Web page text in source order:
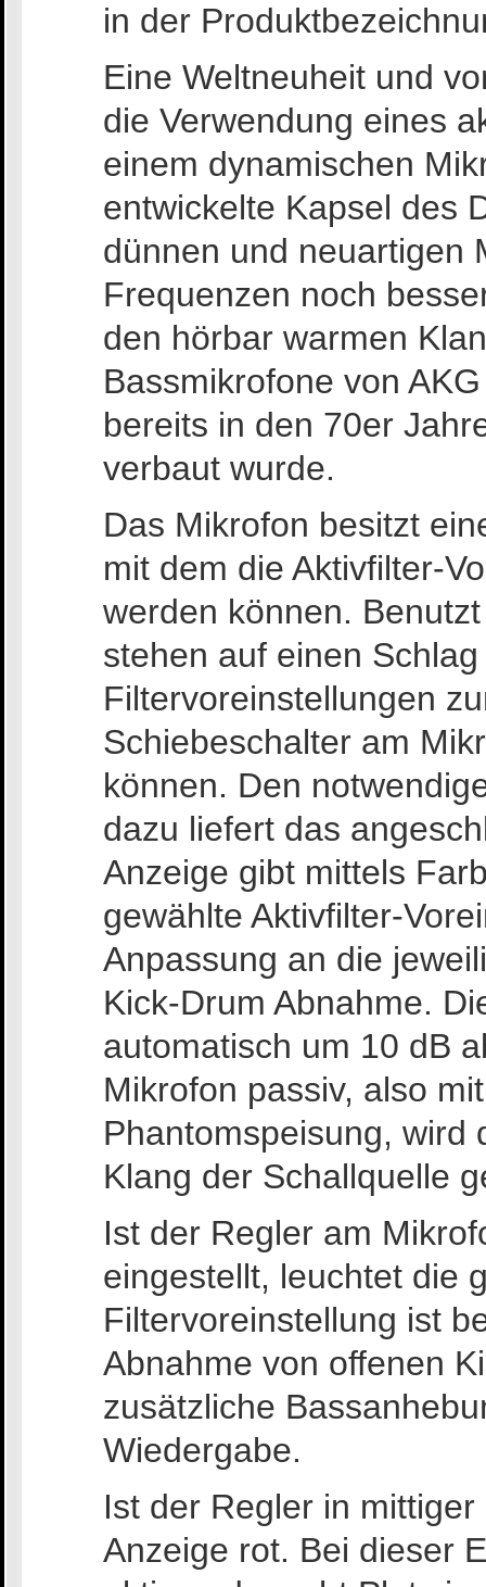
in der
Eine Weltneuheit und
die Verwendung eines
einem dynamischen
entwickelte Kapsel des
dünnen und neuartigen
Frequenzen noch
den hörbar warmen
Bassmikrofone von
bereits in den 70er
verbaut wurde.
Das Mikrofon besitzt
mit dem die Aktivfilter-
werden können.
stehen auf einen
Filtervoreinstellungen
Schiebeschalter am
können. Den
dazu liefert das
Anzeige gibt mittels
gewählte Aktivfilter-
Anpassung an die
Kick-Drum Abnahme.
automatisch um 10 dB
Mikrofon passiv, also
Phantomspeisung, wird
Klang der Schallquelle
Ist der Regler am
eingestellt, leuchtet die
Filtervoreinstellung ist
Abnahme von offenen
zusätzliche
Wiedergabe.
Ist der Regler in
Anzeige rot. Bei dieser